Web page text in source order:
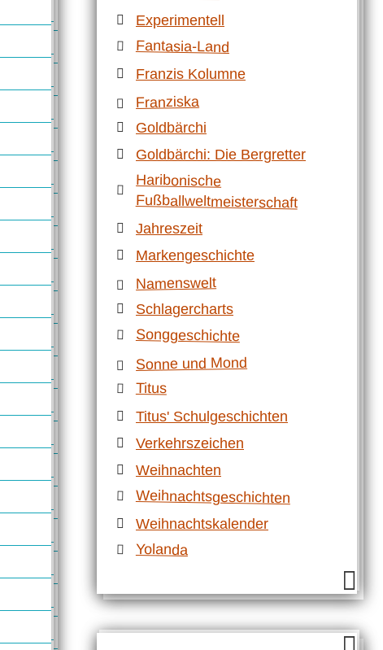
Experimentell
Fantasia-Land
Franzis Kolumne
Franziska
Goldbärchi
Goldbärchi: Die Bergretter
Haribonische
Fußballweltmeisterschaft
Jahreszeit
Markengeschichte
Namenswelt
Schlagercharts
Songgeschichte
Sonne und Mond
Titus
Titus' Schulgeschichten
Verkehrszeichen
Weihnachten
Weihnachtsgeschichten
Weihnachtskalender
Yolanda